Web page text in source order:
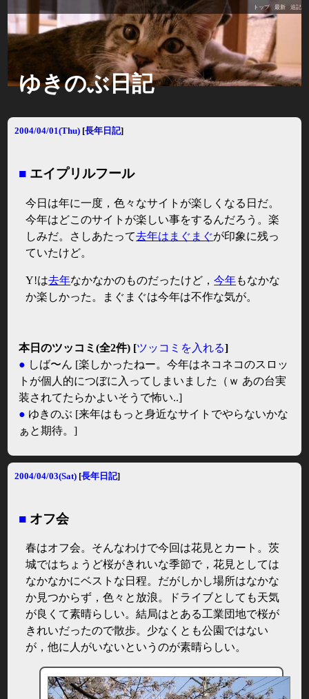
トップ 最新 追記
ゆきのぶ日記
2004/04/01(Thu) [長年日記]
■ エイプリルフール
今日は年に一度，色々なサイトが楽しくなる日だ。
今年はどこのサイトが楽しい事をするんだろう。楽
しみだ。さしあたって去年はまぐまぐが印象に残っ
ていたけど。
Y!は去年なかなかのものだったけど，今年もなかな
か楽しかった。まぐまぐは今年は不作な気が。
本日のツッコミ(全2件) [ツッコミを入れる]
● しば〜ん [楽しかったねー。今年はネコネコのスロッ
トが個人的につぼに入ってしまいました（ｗ あの台実
装されてたらかよいそうで怖い..]
● ゆきのぶ [来年はもっと身近なサイトでやらないかな
ぁと期待。]
2004/04/03(Sat) [長年日記]
■ オフ会
春はオフ会。そんなわけで今回は花見とカート。茨
城ではちょうど桜がきれいな季節で，花見としては
なかなかにベストな日程。だがしかし場所はなかな
か見つからず，色々と放浪。ドライブとしても天気
が良くて素晴らしい。結局はとある工業団地で桜が
きれいだったので散歩。少なくとも公園ではない
が，他に人がいないというのが素晴らしい。